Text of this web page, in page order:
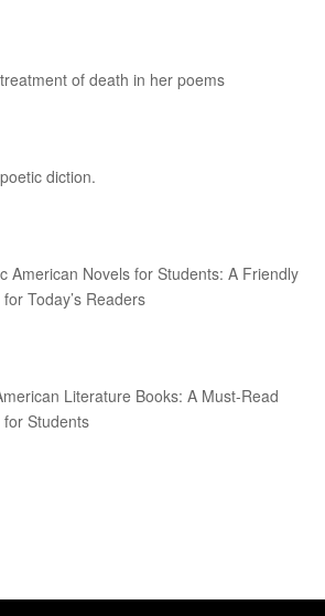
of death in her poems
diction.
American Novels for Students: A Friendly
Today’s Readers
Literature Books: A Must-Read
Students